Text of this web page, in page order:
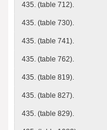
435. (table 712).
435. (table 730).
435. (table 741).
435. (table 762).
435. (table 819).
435. (table 827).
435. (table 829).